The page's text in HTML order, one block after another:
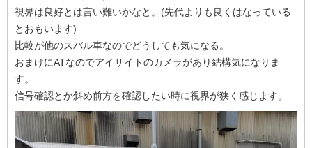
視界は良好とは言い難いかなと。(先代よりも良くはなっている
とおもいます)
比較が他のスバル車なのでどうしても気になる。
おまけにATなのでアイサイトのカメラがあり結構気になりま
す。
信号確認とか斜め前方を確認したい時に視界が狭く感じます。